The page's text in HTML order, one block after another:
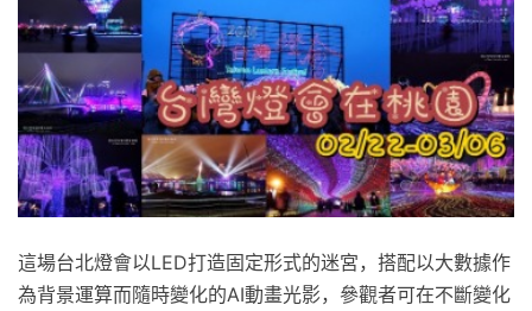
這場台北燈會以LED打造固定形式的迷宮，搭配以大數據作
為背景運算而隨時變化的AI動畫光影，參觀者可在不斷變化